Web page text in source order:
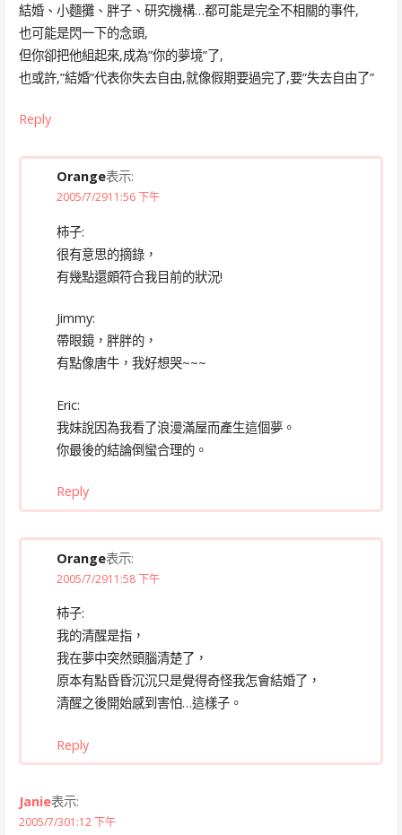
結婚、小麵攤、胖子、研究機構…都可能是完全不相關的事件,
也可能是閃一下的念頭,
但你卻把他組起來,成為”你的夢境”了,
也或許,”結婚”代表你失去自由,就像假期要過完了,要”失去自由了”
Reply
Orange表示:
2005/7/2911:56 下午
柿子:
很有意思的摘錄，
有幾點還頗符合我目前的狀況!
Jimmy:
帶眼鏡，胖胖的，
有點像唐牛，我好想哭~~~
Eric:
我妹說因為我看了浪漫滿屋而產生這個夢。
你最後的結論倒蠻合理的。
Reply
Orange表示:
2005/7/2911:58 下午
柿子:
我的清醒是指，
我在夢中突然頭腦清楚了，
原本有點昏昏沉沉只是覺得奇怪我怎會結婚了，
清醒之後開始感到害怕…這樣子。
Reply
Janie表示:
2005/7/301:12 下午